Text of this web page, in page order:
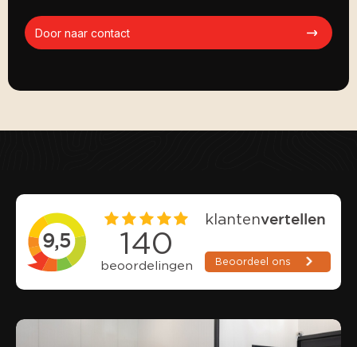
Door naar contact